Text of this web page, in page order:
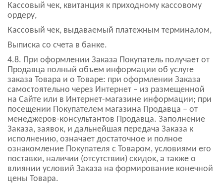
Кассовый чек, квитанция к приходному кассовому
ордеру,
Кассовый чек, выдаваемый платежным терминалом,
Выписка со счета в банке.
4.8. При оформлении Заказа Покупатель получает от
Продавца полный объем информации об услуге
заказа Товара и о Товаре: при оформлении Заказа
самостоятельно через Интернет – из размещенной
на Сайте или в Интернет-магазине информации; при
посещении Покупателем магазина Продавца – от
менеджеров-консультантов Продавца. Заполнение
Заказа, заявок, и дальнейшая передача Заказа к
исполнению, означает достаточное и полное
ознакомление Покупателя с Товаром, условиями его
поставки, наличии (отсутствии) скидок, а также о
влиянии условий Заказа на формирование конечной
цены Товара.